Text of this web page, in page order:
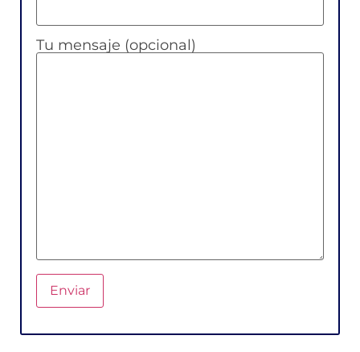
Tu mensaje (opcional)